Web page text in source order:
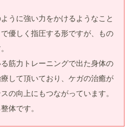
うに強い力をかけるようなこと
優しく指圧する形ですが、もの
筋力トレーニングで出た身体の
して頂いており、ケガの治癒が
の向上にもつながっています。
体です。